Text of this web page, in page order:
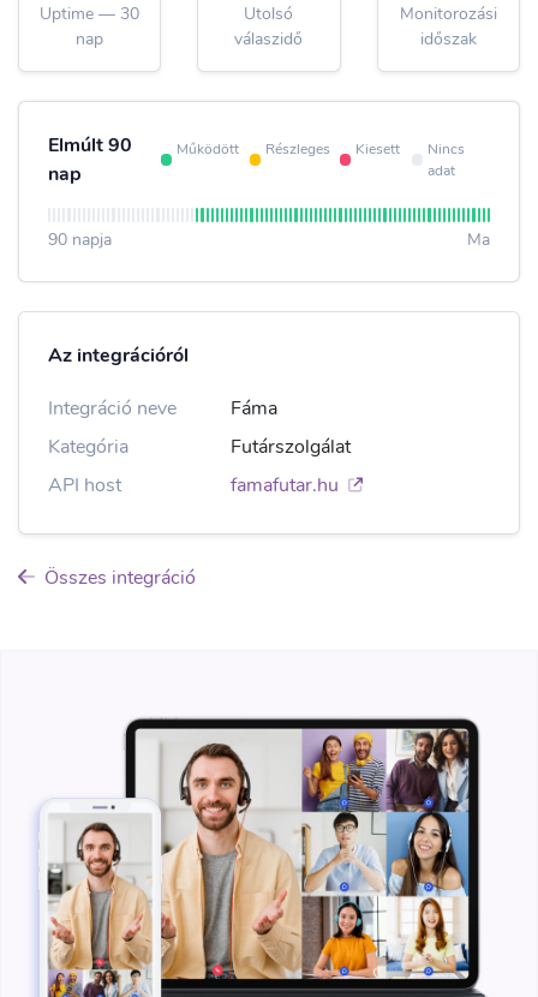
Uptime — 30
nap
Utolsó
válaszidő
Monitorozási
időszak
Elmúlt 90
nap
Működött Részleges Kiesett
Nincs
adat
90 napja Ma
Az integrációról
Integráció neve
Fáma
Kategória
Futárszolgálat
API host
famafutar.hu
Összes integráció